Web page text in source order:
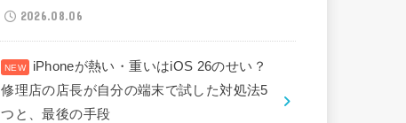
2026.08.06
iPhoneが熱い・重いはiOS 26のせい？
修理店の店長が自分の端末で試した対処法5
つと、最後の手段